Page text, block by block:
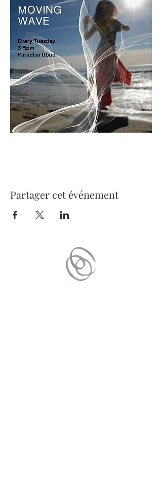
Partager cet événement